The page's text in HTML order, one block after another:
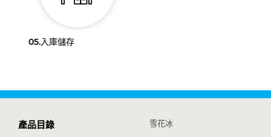
05.入庫儲存
產品目錄 雪花冰